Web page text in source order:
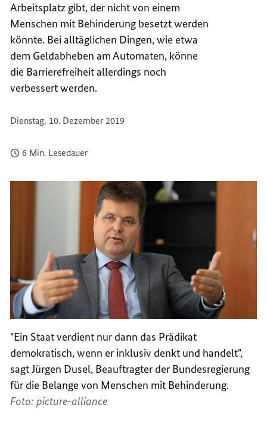
Arbeitsplatz gibt, der nicht von einem
Menschen mit Behinderung besetzt werden
könnte. Bei alltäglichen Dingen, wie etwa
dem Geldabheben am Automaten, könne
die Barrierefreiheit allerdings noch
verbessert werden.
Dienstag, 10. Dezember 2019
6 Min. Lesedauer
"Ein Staat verdient nur dann das Prädikat
demokratisch, wenn er inklusiv denkt und handelt",
sagt Jürgen Dusel, Beauftragter der Bundesregierung
für die Belange von Menschen mit Behinderung.
Foto: picture-alliance